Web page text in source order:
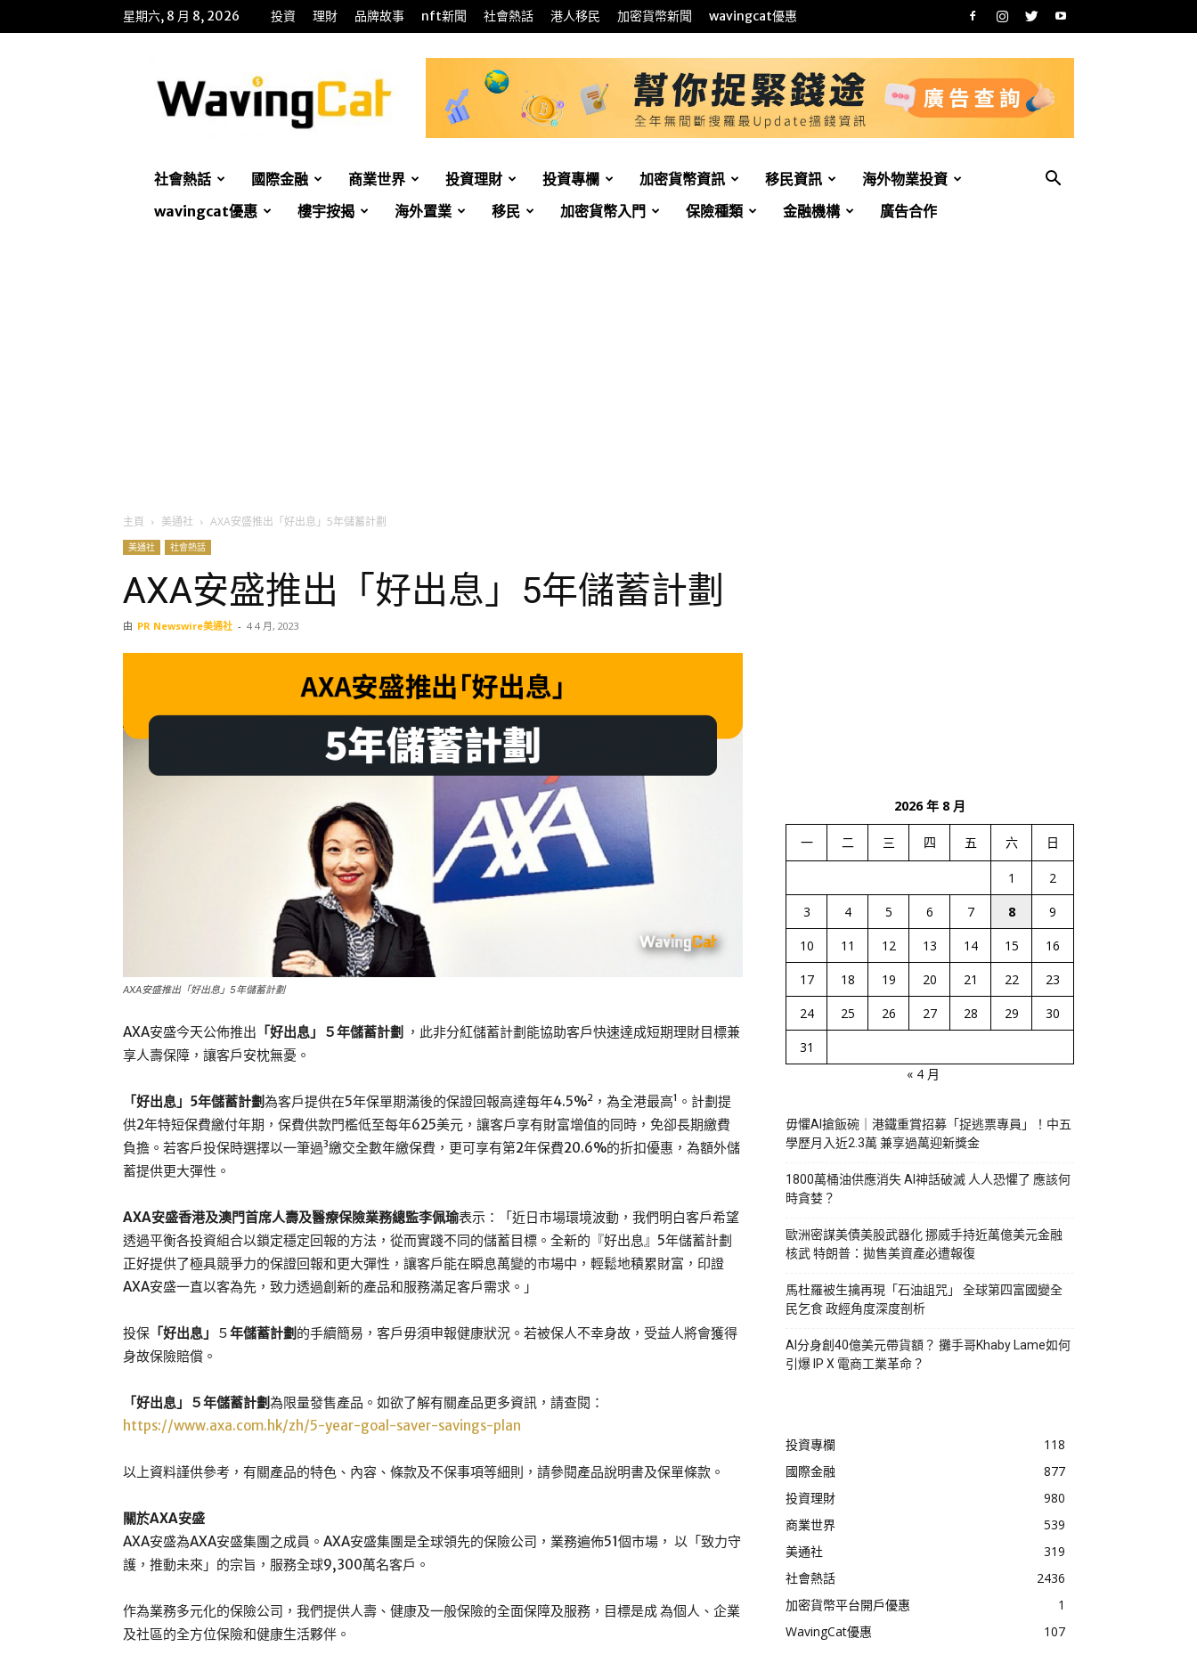
星期六, 8 月 8, 2026 投資 理財 品牌故事 nft新聞 社會熱話 港人移民 加密貨幣新聞 wavingcat優惠
招
財
貓
社會熱話 國際金融 商業世界 投資理財 投資專欄 加密貨幣資訊 移民資訊
海外物業投資
wavingcat優惠
樓宇按揭 海外置業 移民 加密貨幣入門 保險種類 金融機構 廣告合作
主頁 美通社 AXA安盛推出「好出息」5年儲蓄計劃
美通社 社會熱話
AXA安盛推出「好出息」5年儲蓄計劃
由 PR Newswire美通社 - 4 4 月, 2023
AXA安盛推出「好出息」5年儲蓄計劃
AXA安盛今天公佈推出 「好出息」５年儲蓄計劃
，此非分紅儲蓄計劃能協助客戶快速達成短期理財目標兼
享人壽保障，讓客戶安枕無憂。
「好出息」5年儲蓄計劃為客戶提供在5年保單期滿後的保證回報高達每年4.5%2 ，為全港最高1 。計劃提
供2年特短保費繳付年期，保費供款門檻低至每年625美元，讓客戶享有財富增值的同時，免卻長期繳費
負擔。若客戶投保時選擇以一筆過3繳交全數年繳保費，更可享有第2年保費20.6%的折扣優惠，為額外儲
蓄提供更大彈性。
AXA安盛香港及澳門首席人壽及醫療保險業務總監李佩瑜表示：「近日市場環境波動，我們明白客戶希望
透過平衡各投資組合以鎖定穩定回報的方法，從而實踐不同的儲蓄目標。全新的『好出息』5年儲蓄計劃
正好提供了極具競爭力的保證回報和更大彈性，讓客戶能在瞬息萬變的市場中，輕鬆地積累財富，印證
AXA安盛一直以客為先，致力透過創新的產品和服務滿足客戶需求。」
投保 「好出息」 ５年儲蓄計劃 的手續簡易，客戶毋須申報健康狀況。若被保人不幸身故，受益人將會獲得
身故保險賠償。
「好出息」５年儲蓄計劃為限量發售產品。如欲了解有關產品更多資訊，請查閱：
https://www.axa.com.hk/zh/5-year-goal-saver-savings-plan
以上資料謹供參考，有關產品的特色、內容、條款及不保事項等細則，請參閱產品說明書及保單條款。
關於AXA安盛
AXA安盛為AXA安盛集團之成員。AXA安盛集團是全球領先的保險公司，業務遍佈51個市場， 以「致力守
護，推動未來」的宗旨，服務全球9,300萬名客戶。
作為業務多元化的保險公司，我們提供人壽、健康及一般保險的全面保障及服務，目標是成 為個人、企業
及社區的全方位保險和健康生活夥伴。
2026 年 8 月
一 二 三 四 五 六 日
1
2
3
4 5 6 7 8
9
10
11 12 13 14 15
16
17
18 19 20 21 22
23
24
25 26 27 28 29
30
31
« 4 月
毋懼AI搶飯碗｜港鐵重賞招募「捉逃票專員」！中五
學歷月入近2.3萬 兼享過萬迎新獎金
1800萬桶油供應消失 AI神話破滅 人人恐懼了 應該何
時貪婪？
歐洲密謀美債美股武器化 挪威手持近萬億美元金融
核武 特朗普：拋售美資產必遭報復
馬杜羅被生擒再現「石油詛咒」 全球第四富國變全
民乞食 政經角度深度剖析
AI分身創40億美元帶貨額？ 攤手哥Khaby Lame如何
引爆 IP X 電商工業革命？
投資專欄
118
國際金融
877
投資理財
980
商業世界
539
美通社
319
社會熱話
2436
加密貨幣平台開戶優惠
1
WavingCat優惠
107